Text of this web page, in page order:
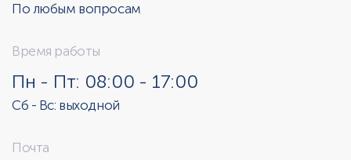
По любым вопросам
Время работы
Пн - Пт: 08:00 - 17:00
Сб - Вс: выходной
Почта